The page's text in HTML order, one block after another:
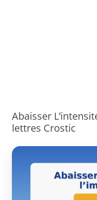
Abaisser
lettres Crostic